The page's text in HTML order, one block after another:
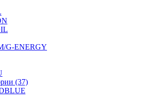
G-ENERGY
(37)